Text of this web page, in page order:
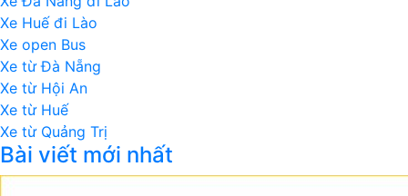
Xe Huế đi Lào
Xe open Bus
Xe từ Đà Nẵng
Xe từ Hội An
Xe từ Huế
Xe từ Quảng Trị
Bài viết mới nhất